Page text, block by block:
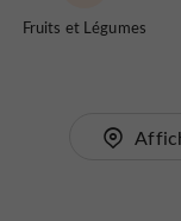
Fruits et Légumes